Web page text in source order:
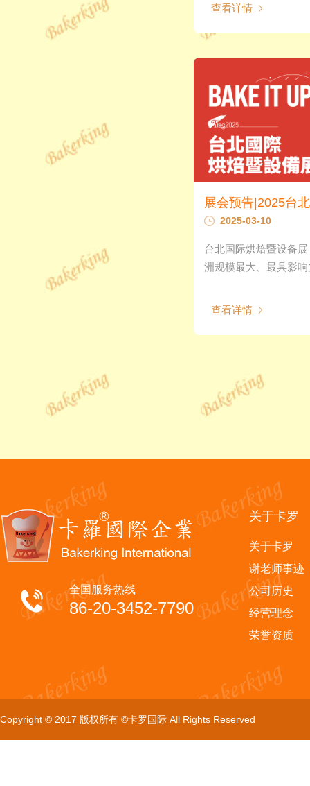
查看详情
2025-03-10
台北国际烘焙暨设备
洲规模最大、最具影
查看详情
全国服务热线
86-20-3452-7790
关于卡罗
关于卡罗
谢老师事迹
公司历史
经营理念
荣誉资质
Copyright © 2017 版权所有 ©卡罗国际 All Rights Reserved